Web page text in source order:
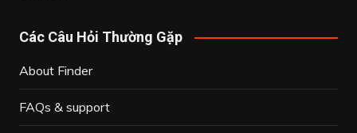
Các Câu Hỏi Thường Gặp
About Finder
FAQs & support